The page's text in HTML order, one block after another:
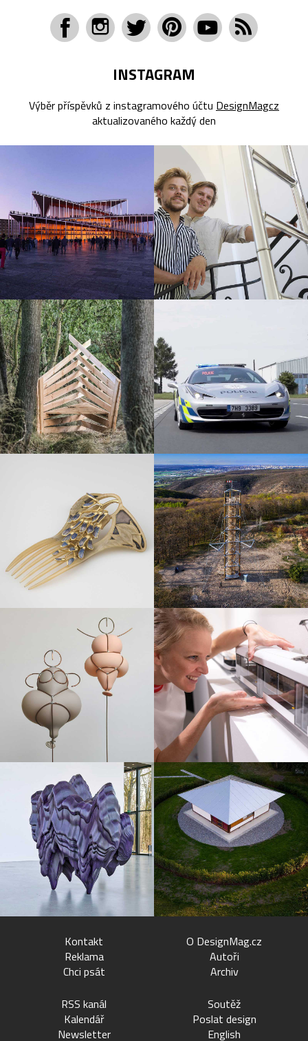
INSTAGRAM
Výběr příspěvků z instagramového účtu DesignMagcz
aktualizovaného každý den
Kontakt
Reklama
Chci psát
O DesignMag.cz
Autoři
Archiv
RSS kanál
Kalendář
Newsletter
Soutěž
Poslat design
English